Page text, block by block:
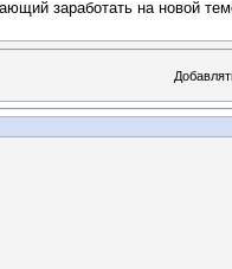
заработать на новой